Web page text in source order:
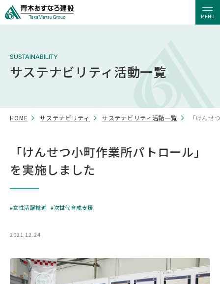
MENU
SUSTAINABILITY
サステナビリティ活動一覧
HOME サステナビリティ サステナビリティ活動一覧 「けんせ
「けんせつ小町作業所パトロール」
を実施しました
女性活躍推進 次世代育成支援
2021.12.24